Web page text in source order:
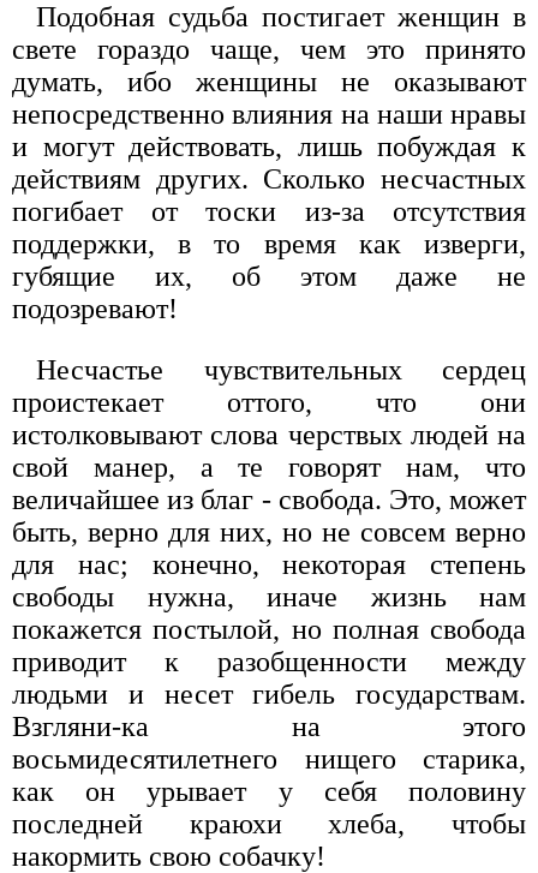
Подобная судьба постигает женщин в
свете гораздо чаще, чем это принято
думать, ибо женщины не оказывают
непосредственно влияния на наши нравы
и могут действовать, лишь побуждая к
действиям других. Сколько несчастных
погибает от тоски из-за отсутствия
поддержки, в то время как изверги,
губящие их, об этом даже не
подозревают!
Несчастье чувствительных сердец
проистекает оттого, что они
истолковывают слова черствых людей на
свой манер, а те говорят нам, что
величайшее из благ - свобода. Это, может
быть, верно для них, но не совсем верно
для нас; конечно, некоторая степень
свободы нужна, иначе жизнь нам
покажется постылой, но полная свобода
приводит к разобщенности между
людьми и несет гибель государствам.
Взгляни-ка на этого
восьмидесятилетнего нищего старика,
как он урывает у себя половину
последней краюхи хлеба, чтобы
накормить свою собачку!